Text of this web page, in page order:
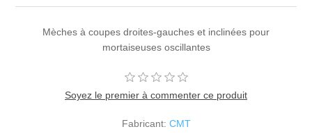
Mèches à coupes droites-gauches et inclinées pour
mortaiseuses oscillantes
Soyez le premier à commenter ce produit
Fabricant: CMT